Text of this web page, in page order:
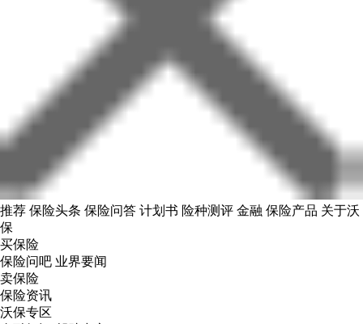
推荐 保险头条 保险问答 计划书 险种测评 金融 保险产品 关于沃
保
买保险
保险问吧 业界要闻
卖保险
保险资讯
沃保专区